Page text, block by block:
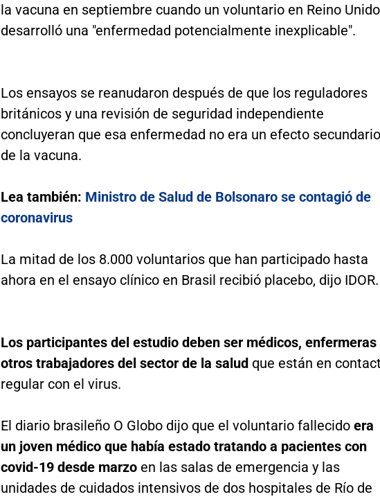
la vacuna en septiembre cuando un voluntario en Reino Unido
desarrolló una "enfermedad potencialmente inexplicable".
Los ensayos se reanudaron después de que los reguladores
británicos y una revisión de seguridad independiente
concluyeran que esa enfermedad no era un efecto secundario
de la vacuna.
Lea también: Ministro de Salud de Bolsonaro se contagió de
coronavirus
La mitad de los 8.000 voluntarios que han participado hasta
ahora en el ensayo clínico en Brasil recibió placebo, dijo IDOR.
Los participantes del estudio deben ser médicos, enfermeras
otros trabajadores del sector de la saludque están en
regular con el virus.
El diario brasileño O Globo dijo que el voluntario fallecido era
un joven médico que había estado tratando a pacientes con
covid-19 desde marzo en las salas de emergencia y las
unidades de cuidados intensivos de dos hospitales de Río de